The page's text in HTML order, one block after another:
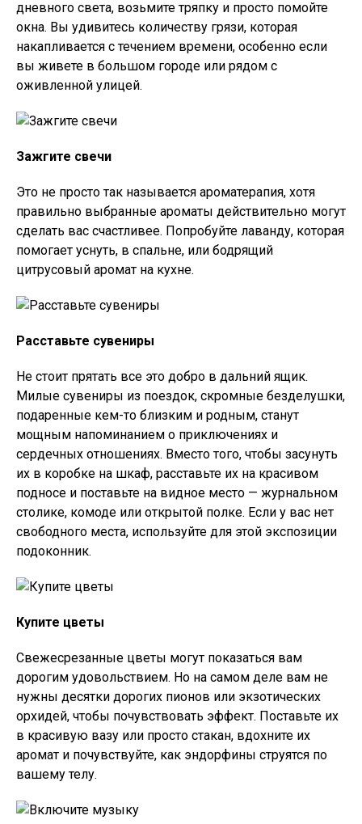
дневного света, возьмите тряпку и просто помойте
окна. Вы удивитесь количеству грязи, которая
накапливается с течением времени, особенно если
вы живете в большом городе или рядом с
оживленной улицей.
Зажгите свечи
Это не просто так называется ароматерапия, хотя
правильно выбранные ароматы действительно могут
сделать вас счастливее. Попробуйте лаванду, которая
помогает уснуть, в спальне, или бодрящий
цитрусовый аромат на кухне.
Расставьте сувениры
Не стоит прятать все это добро в дальний ящик.
Милые сувениры из поездок, скромные безделушки,
подаренные кем-то близким и родным, станут
мощным напоминанием о приключениях и
сердечных отношениях. Вместо того, чтобы засунуть
их в коробке на шкаф, расставьте их на красивом
подносе и поставьте на видное место — журнальном
столике, комоде или открытой полке. Если у вас нет
свободного места, используйте для этой экспозиции
подоконник.
Купите цветы
Свежесрезанные цветы могут показаться вам
дорогим удовольствием. Но на самом деле вам не
нужны десятки дорогих пионов или экзотических
орхидей, чтобы почувствовать эффект. Поставьте их
в красивую вазу или просто стакан, вдохните их
аромат и почувствуйте, как эндорфины струятся по
вашему телу.